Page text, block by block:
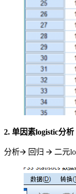
2. 单因素logistic分析
分析🡪 回归 🡪 二元